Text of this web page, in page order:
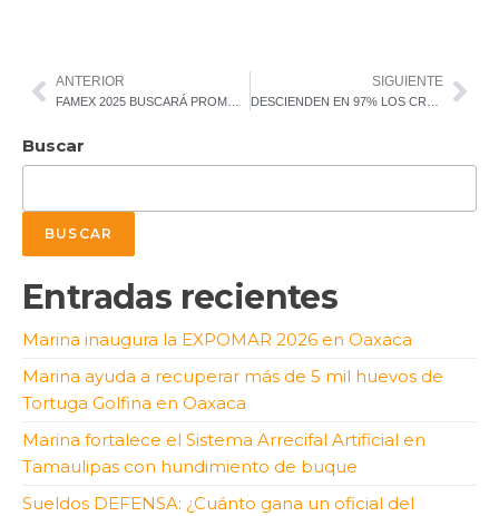
ANTERIOR SIGUIENTE
Buscar
BUSCAR
Entradas recientes
Marina inaugura la EXPOMAR 2026 en Oaxaca
Marina ayuda a recuperar más de 5 mil huevos de
Tortuga Golfina en Oaxaca
Marina fortalece el Sistema Arrecifal Artificial en
Tamaulipas con hundimiento de buque
Sueldos DEFENSA: ¿Cuánto gana un oficial del